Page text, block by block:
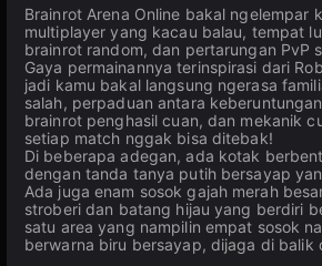
Brainrot Arena Online bakal ngelempar
multiplayer yang kacau balau, tempat
brainrot random, dan pertarungan PvP
Gaya permainannya terinspirasi dari
jadi kamu bakal langsung ngerasa
salah, perpaduan antara
brainrot penghasil cuan, dan mekanik
setiap match nggak bisa ditebak!
Di beberapa adegan, ada kotak
dengan tanda tanya putih bersayap
Ada juga enam sosok gajah merah
stroberi dan batang hijau yang berdiri
satu area yang nampilin empat sosok
berwarna biru bersayap, dijaga di balik